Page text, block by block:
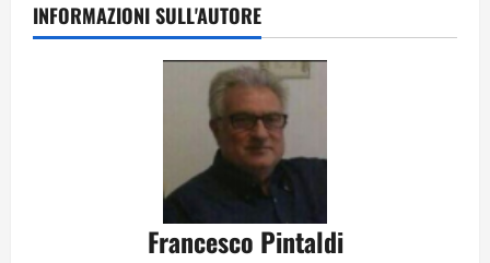
INFORMAZIONI SULL'AUTORE
Francesco Pintaldi